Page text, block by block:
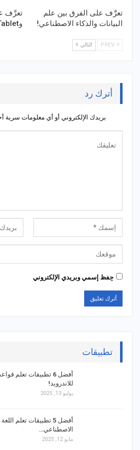
تعرَّف على الفرق بين علم
البيانات والذكاء الاصطناعي!
وTablet (الجهاز اللوحي)!
التالي
أترك رد
بريدك الإلكتروني أو أي معلومات سرية
حِفظ إسمي وبريدي الإلكتروني
تطبيقات
أفضل 6 تطبيقات تعلم
للاندرويد!
يوليو 13, 2025
أفضل 5 تطبيقات تعلم
الاصطناعي…
مايو 12, 2025